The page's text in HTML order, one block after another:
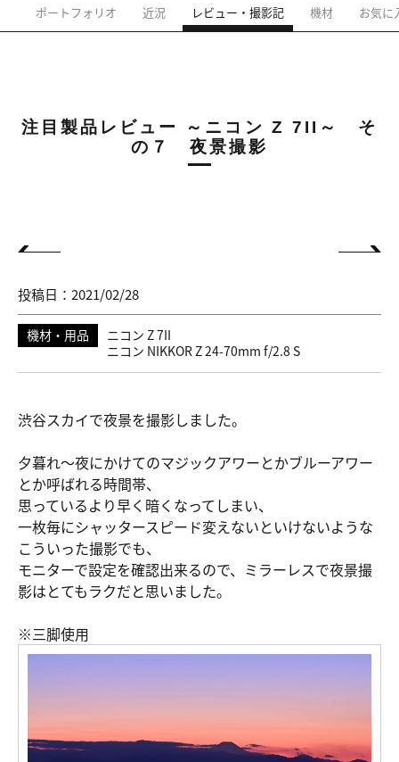
ポートフォリオ 近況 レビュー・撮影記 機材 お気に
注目製品レビュー ～ニコン Z 7II～ そ
の７ 夜景撮影
投稿日：2021/02/28
機材・用品
ニコン Z 7II
ニコン NIKKOR Z 24-70mm f/2.8 S
渋谷スカイで夜景を撮影しました。
夕暮れ〜夜にかけてのマジックアワーとかブルーアワー
とか呼ばれる時間帯、
思っているより早く暗くなってしまい、
一枚毎にシャッタースピード変えないといけないような
こういった撮影でも、
モニターで設定を確認出来るので、ミラーレスで夜景撮
影はとてもラクだと思いました。
※三脚使用